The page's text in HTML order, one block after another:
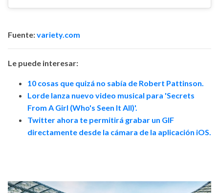
Fuente:variety.com
Le puede interesar:
10 cosas que quizá no sabía de Robert Pattinson.
Lorde lanza nuevo video musical para 'Secrets
From A Girl (Who's Seen It All)'.
Twitter ahora te permitirá grabar un GIF
directamente desde la cámara de la aplicación iOS.